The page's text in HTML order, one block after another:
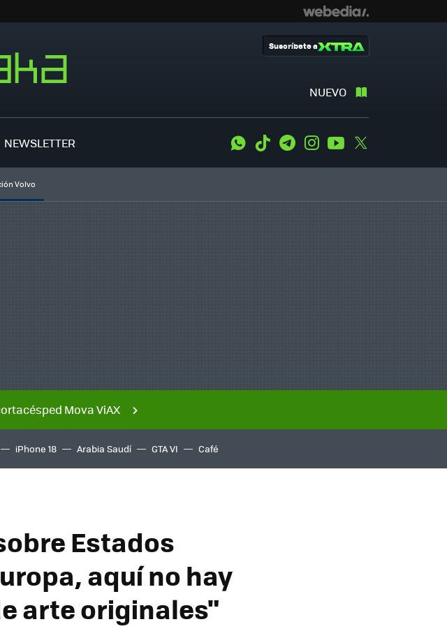
NUEVO
Suscríbete a
NEWSLETTER WhatsApp
Tiktok TelegramInstagramYoutube
Volvo
Mova ViAX
iPhone 18 Arabia Saudí GTA VI Café
Estados
aquí no hay
arte originales"